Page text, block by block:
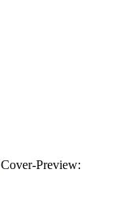
Cover-Preview: